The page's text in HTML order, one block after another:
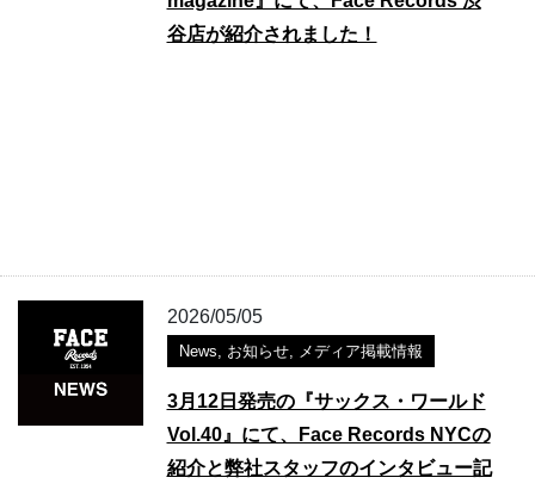
谷店が紹介されました！
2026/05/05
News, お知らせ, メディア掲載情報
3月12日発売の『サックス・ワールド
Vol.40』にて、Face Records NYCの
紹介と弊社スタッフのインタビュー記